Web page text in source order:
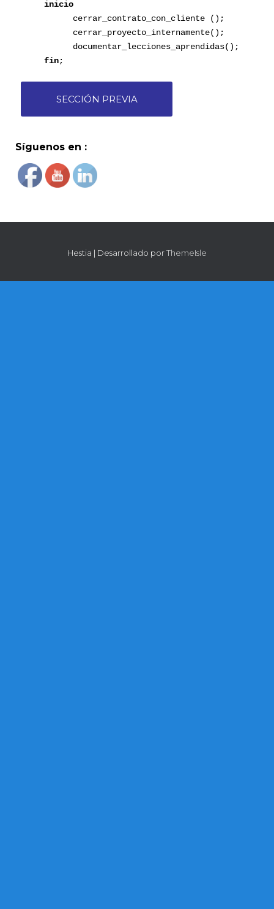
inicio
cerrar_contrato_con_cliente ();
cerrar_proyecto_internamente();
documentar_lecciones_aprendidas();
fin;
SECCIÓN PREVIA
Síguenos en :
Hestia | Desarrollado porThemeIsle